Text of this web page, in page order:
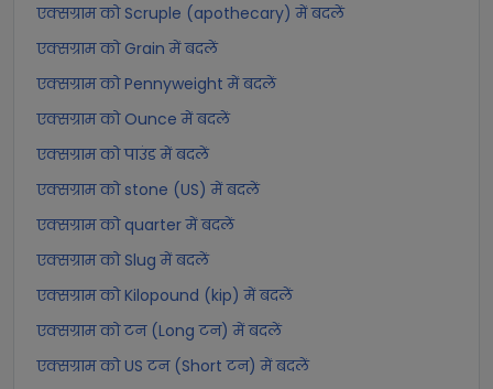
एक्सग्राम को Scruple (apothecary) में बदलें
एक्सग्राम को Grain में बदलें
एक्सग्राम को Pennyweight में बदलें
एक्सग्राम को Ounce में बदलें
एक्सग्राम को पाउंड में बदलें
एक्सग्राम को stone (US) में बदलें
एक्सग्राम को quarter में बदलें
एक्सग्राम को Slug में बदलें
एक्सग्राम को Kilopound (kip) में बदलें
एक्सग्राम को टन (Long टन) में बदलें
एक्सग्राम को US टन (Short टन) में बदलें